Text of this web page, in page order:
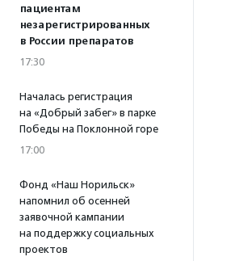
пациентам
незарегистрированных
в России препаратов
17:30
Началась регистрация
на «Добрый забег» в парке
Победы на Поклонной горе
17:00
Фонд «Наш Норильск»
напомнил об осенней
заявочной кампании
на поддержку социальных
проектов